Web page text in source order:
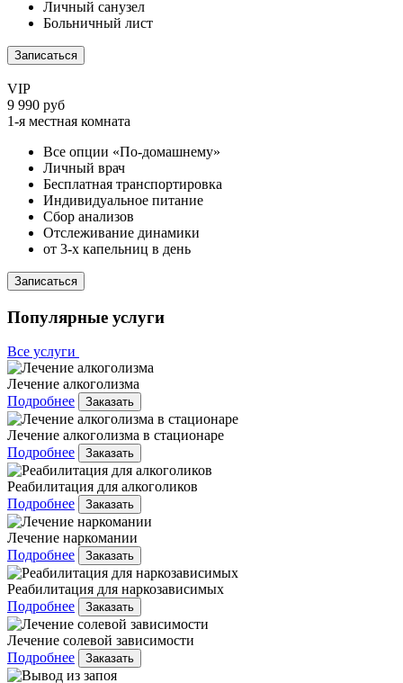
Личный санузел
Больничный лист
Записаться
VIP
9 990 руб
1-я местная комната
Все опции «По-домашнему»
Личный врач
Бесплатная транспортировка
Индивидуальное питание
Сбор анализов
Отслеживание динамики
от 3-х капельниц в день
Записаться
Популярные услуги
Все услуги
Лечение алкоголизма
Подробнее
Заказать
Лечение алкоголизма в стационаре
Подробнее
Заказать
Реабилитация для алкоголиков
Подробнее
Заказать
Лечение наркомании
Подробнее
Заказать
Реабилитация для наркозависимых
Подробнее
Заказать
Лечение солевой зависимости
Подробнее
Заказать